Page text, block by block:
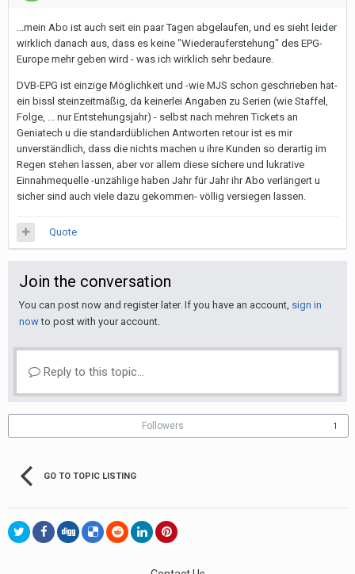
...mein Abo ist auch seit ein paar Tagen abgelaufen, und es sieht leider
wirklich danach aus, dass es keine "Wiederauferstehung" des EPG-
Europe mehr geben wird - was ich wirklich sehr bedaure.
DVB-EPG ist einzige Möglichkeit und -wie MJS schon geschrieben hat-
ein bissl steinzeitmäßig, da keinerlei Angaben zu Serien (wie Staffel,
Folge, ... nur Entstehungsjahr) - selbst nach mehren Tickets an
Geniatech u die standardüblichen Antworten retour ist es mir
unverständlich, dass die nichts machen u ihre Kunden so derartig im
Regen stehen lassen, aber vor allem diese sichere und lukrative
Einnahmequelle -unzählige haben Jahr für Jahr ihr Abo verlängert u
sicher sind auch viele dazu gekommen- völlig versiegen lassen.
Quote
Join the conversation
You can post now and register later. If you have an account, sign in
nowto post with your account.
Reply to this topic...
Followers 1
GO TO TOPIC LISTING